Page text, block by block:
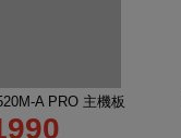
A PRO 主機板